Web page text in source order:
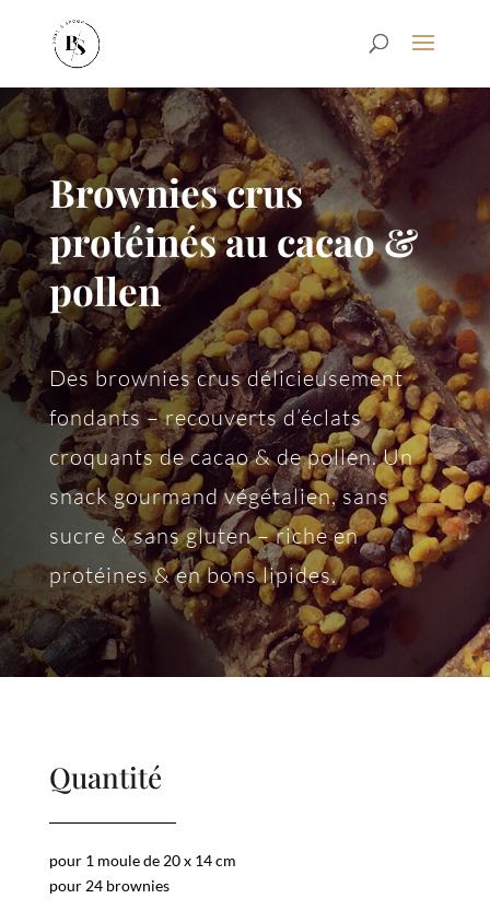
Brownies crus
protéinés au cacao &
pollen
Des brownies crus délicieusement
fondants – recouverts d’éclats
croquants de cacao & de pollen. Un
snack gourmand végétalien, sans
sucre & sans gluten – riche en
protéines & en bons lipides.
Quantité
pour 1 moule de 20 x 14 cm
pour 24 brownies